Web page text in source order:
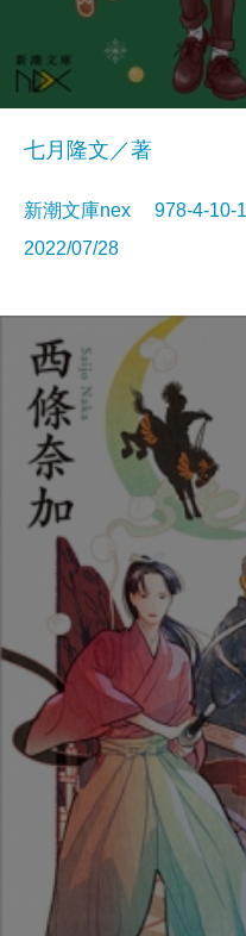
七月隆文／著
新潮文庫nex 978-4-
2022/07/28